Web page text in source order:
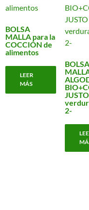
BOLSA
MALLA para la
COCCIÓN de
alimentos
LEER
MÁS
BOLSA
2-